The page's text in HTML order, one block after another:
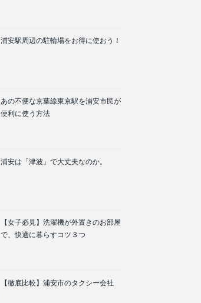
浦安駅周辺の駐輪場をお得に使おう！
あの不便な京葉線東京駅を浦安市民が
便利に使う方法
浦安は「津波」で大丈夫なのか。
【女子必見】洗濯機が外置きのお部屋
で、快適に暮らすコツ３つ
【徹底比較】浦安市のタクシー会社